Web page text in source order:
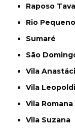
Raposo
Rio Pequeno
Sumaré
São
Vila
Vila
Vila Romana
Vila Suzana